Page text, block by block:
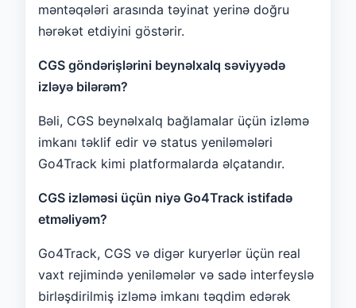
məntəqələri arasında təyinat yerinə doğru
hərəkət etdiyini göstərir.
CGS göndərişlərini beynəlxalq səviyyədə
izləyə bilərəm?
Bəli, CGS beynəlxalq bağlamalar üçün izləmə
imkanı təklif edir və status yeniləmələri
Go4Track kimi platformalarda əlçatandır.
CGS izləməsi üçün niyə Go4Track istifadə
etməliyəm?
Go4Track, CGS və digər kuryerlər üçün real
vaxt rejimində yeniləmələr və sadə interfeyslə
birləşdirilmiş izləmə imkanı təqdim edərək